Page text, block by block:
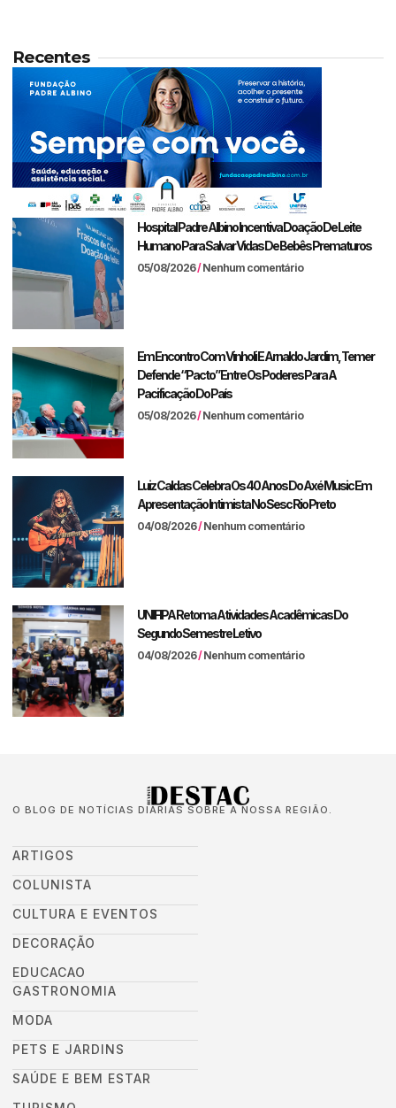
Recentes
Hospital Padre Albino Incentiva Doação De Leite
Humano Para Salvar Vidas De Bebês Prematuros
05/08/2026 Nenhum comentário
Em Encontro Com Vinholi E Arnaldo Jardim, Temer
Defende “pacto” Entre Os Poderes Para A
Pacificação Do País
05/08/2026 Nenhum comentário
Luiz Caldas Celebra Os 40 Anos Do Axé Music Em
Apresentação Intimista No Sesc Rio Preto
04/08/2026 Nenhum comentário
UNIFIPA Retoma Atividades Acadêmicas Do
Segundo Semestre Letivo
04/08/2026 Nenhum comentário
O BLOG DE NOTÍCIAS DIÁRIAS SOBRE A NOSSA REGIÃO.
ARTIGOS
COLUNISTA
CULTURA E EVENTOS
DECORAÇÃO
EDUCACAO
GASTRONOMIA
MODA
PETS E JARDINS
SAÚDE E BEM ESTAR